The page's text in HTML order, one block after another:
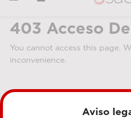
403 Acceso
You cannot access this page.
inconvenience.
Aviso